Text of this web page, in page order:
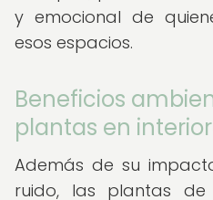
y emocional de
esos espacios.
Beneficios
plantas en
Además de su
ruido, las plantas de